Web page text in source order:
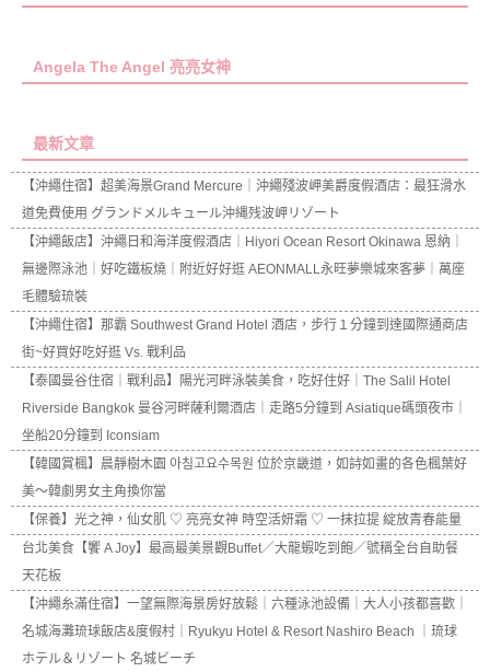
Angela The Angel 亮亮女神
最新文章
【沖繩住宿】超美海景Grand Mercure｜沖繩殘波岬美爵度假酒店：最狂滑水
道免費使用 グランドメルキュール沖縄残波岬リゾート
【沖繩飯店】沖繩日和海洋度假酒店｜Hiyori Ocean Resort Okinawa 恩納｜
無邊際泳池｜好吃鐵板燒｜附近好好逛 AEONMALL永旺夢樂城來客夢｜萬座
毛體驗琉裝
【沖繩住宿】那霸 Southwest Grand Hotel 酒店，步行１分鐘到達國際通商店
街~好買好吃好逛 Vs. 戰利品
【泰國曼谷住宿｜戰利品】陽光河畔泳裝美食，吃好住好｜The Salil Hotel
Riverside Bangkok 曼谷河畔薩利爾酒店｜走路5分鐘到 Asiatique碼頭夜市｜
坐船20分鐘到 Iconsiam
【韓國賞楓】晨靜樹木園 아침고요수목원 位於京畿道，如詩如畫的各色楓葉好
美～韓劇男女主角換你當
【保養】光之神，仙女肌 ♡ 亮亮女神 時空活妍霜 ♡ 一抹拉提 綻放青春能量
台北美食【饗 A Joy】最高最美景觀Buffet／大龍蝦吃到飽／號稱全台自助餐
天花板
【沖繩糸滿住宿】一望無際海景房好放鬆｜六種泳池設備｜大人小孩都喜歡｜
名城海灘琉球飯店&度假村｜Ryukyu Hotel & Resort Nashiro Beach ｜琉球
ホテル＆リゾート 名城ビーチ